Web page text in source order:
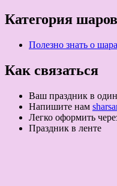
Категория шаров
Полезно знать о
Как связаться
Ваш праздник в
Напишите нам
Легко оформить
Праздник в ленте